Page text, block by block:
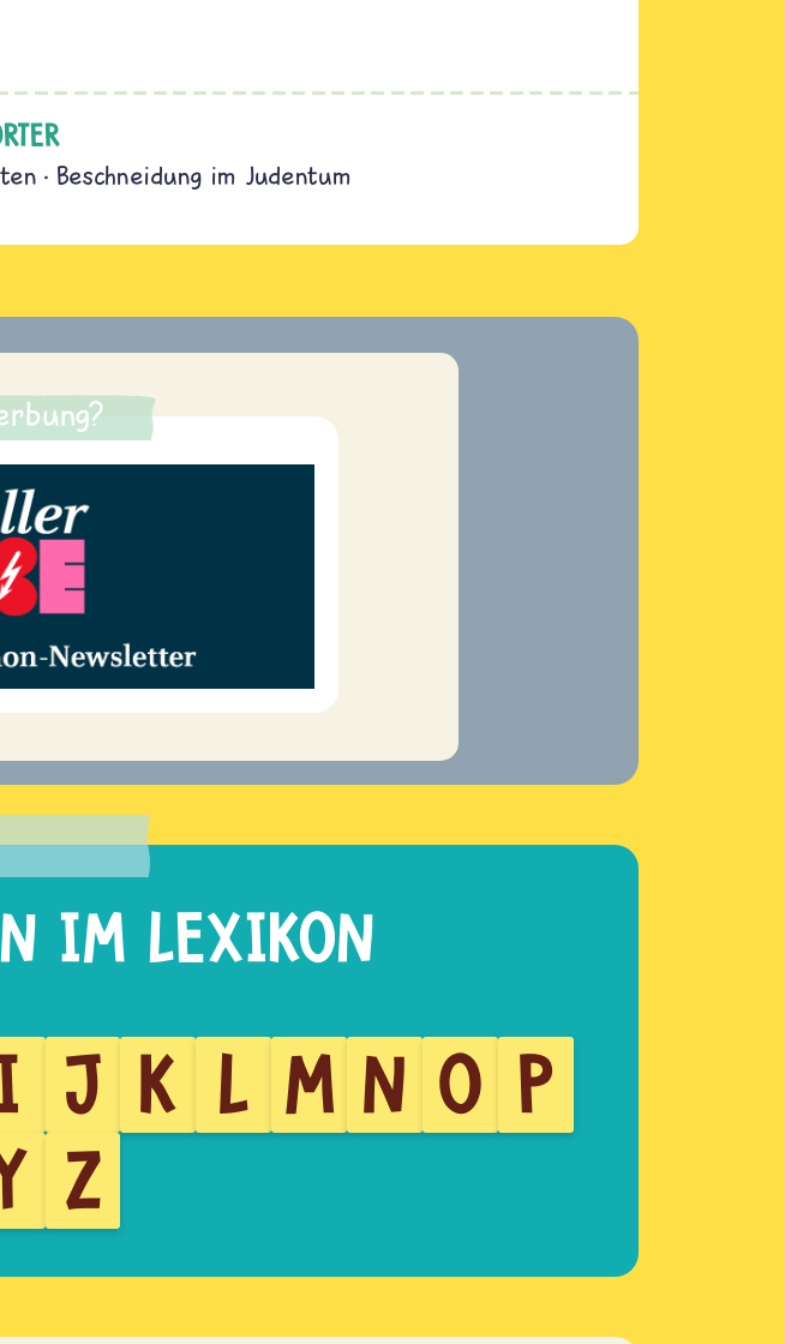
Beschneidung im Judentum
J K L M N O P
Z